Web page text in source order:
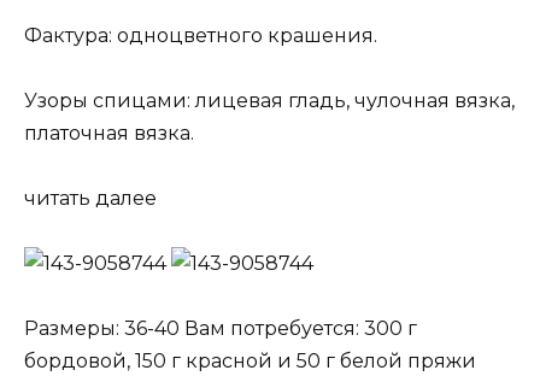
Фактура: одноцветного крашения.
Узоры спицами: лицевая гладь, чулочная вязка,
платочная вязка.
читать далее
Размеры: 36-40 Вам потребуется: 300 г
бордовой, 150 г красной и 50 г белой пряжи